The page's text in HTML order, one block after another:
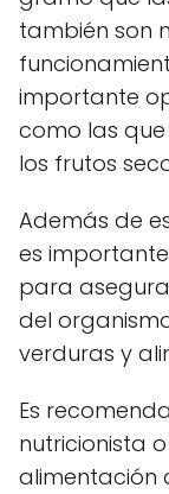
también son
importante
como las
los frutos
Además de
es
para
del
verduras y
Es
nutricionista
alimentación